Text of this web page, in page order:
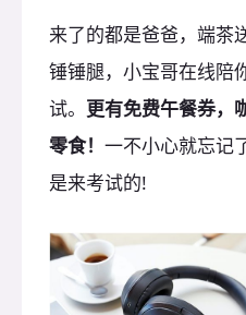
来了的都是爸爸，端茶
锤锤腿，小宝哥在线陪
试。 更有免费午餐券，
零食！ 一不小心就忘记
是来考试的!